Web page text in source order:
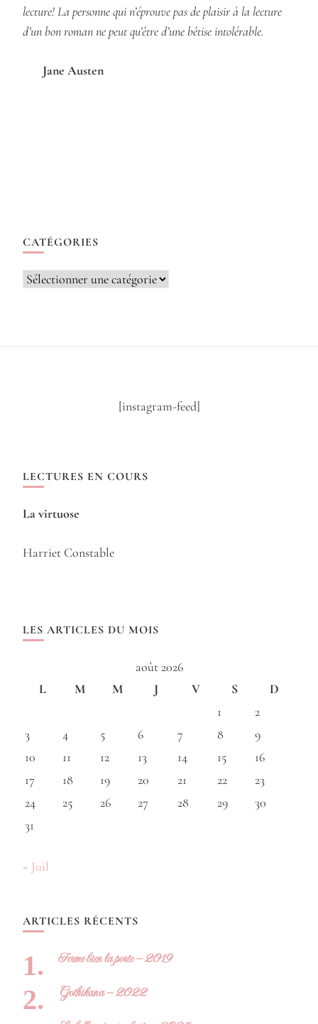
lecture! La personne qui n’éprouve pas de plaisir à la lecture
d’un bon roman ne peut qu’être d’une bêtise intolérable.
Jane Austen
CATÉGORIES
Catégories
[instagram-feed]
LECTURES EN COURS
La virtuose
Harriet Constable
LES ARTICLES DU MOIS
août 2026
L
M M J V S
D
1
2
3
4 5 6 7 8
9
10
11 12 13 14 15
16
17
18 19 20 21 22
23
24
25 26 27 28 29
30
31
« Juil
ARTICLES RÉCENTS
Ferme bien la porte – 2019
Gothikana – 2022